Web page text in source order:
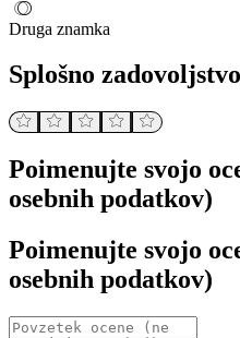
Druga znamka
Splošno zadovoljstvo
Poimenujte svojo
osebnih podatkov)
Poimenujte svojo
osebnih podatkov)